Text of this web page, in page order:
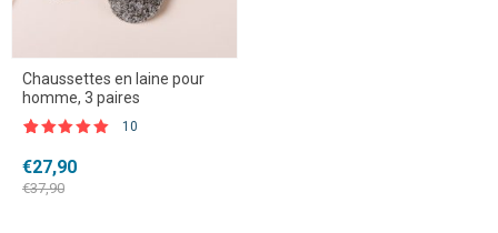
Chaussettes en laine pour
homme, 3 paires
sur
notations
client
10
€37,90
Le
prix
€27,90
Le
prix